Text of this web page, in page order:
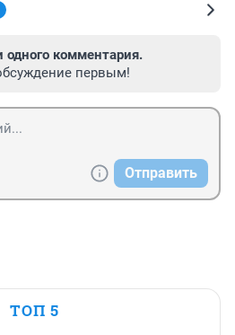
одного комментария.
первым!
Отправить
ТОП 5